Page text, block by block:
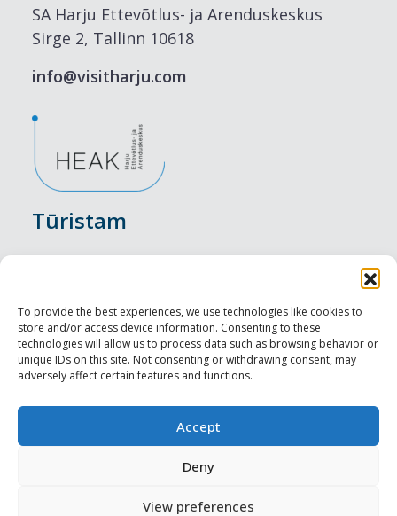
To provide the best experiences, we use technologies like cookies to
store and/or access device information. Consenting to these
technologies will allow us to process data such as browsing behavior or
unique IDs on this site. Not consenting or withdrawing consent, may
adversely affect certain features and functions.
Accept
Deny
View preferences
SA Harju Ettevõtlus- ja Arenduskeskus
Sirge 2, Tallinn 10618
info@visitharju.com
Tūristam
Nakšņošana
Vietas maltītei
Apskates objekti
Profesionāliem